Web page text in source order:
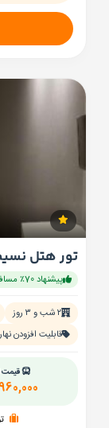
تور هتل
پیشنهاد 70٪ مسافران
۲ شب و ۳ روز
قابلیت افزودن